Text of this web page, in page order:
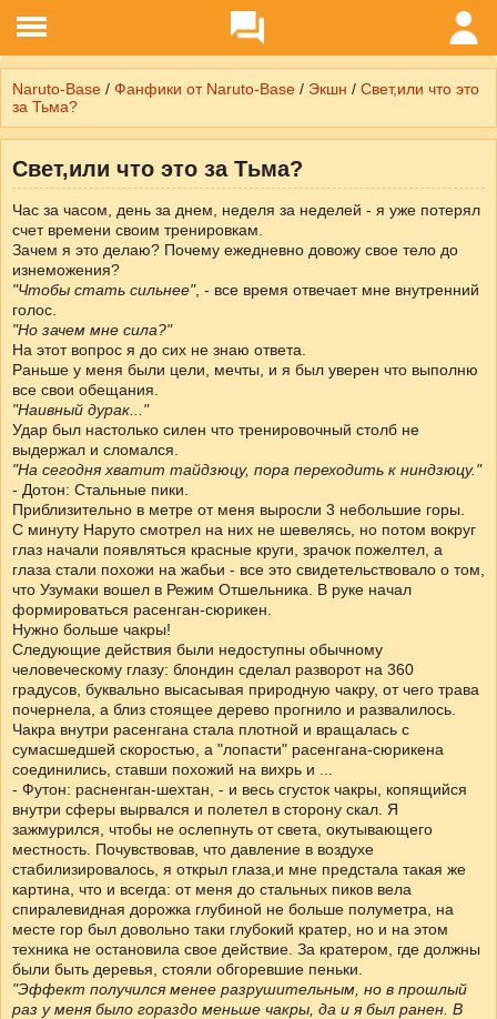
Naruto-Base / Фанфики от Naruto-Base / Экшн / Свет,или что это
за Тьма?
Свет,или что это за Тьма?
Час за часом, день за днем, неделя за неделей - я уже потерял
счет времени своим тренировкам.
Зачем я это делаю? Почему ежедневно довожу свое тело до
изнеможения?
"Чтобы стать сильнее", - все время отвечает мне внутренний
голос.
"Но зачем мне сила?"
На этот вопрос я до сих не знаю ответа.
Раньше у меня были цели, мечты, и я был уверен что выполню
все свои обещания.
"Наивный дурак..."
Удар был настолько силен что тренировочный столб не
выдержал и сломался.
"На сегодня хватит тайдзюцу, пора переходить к ниндзюцу."
- Дотон: Стальные пики.
Приблизительно в метре от меня выросли 3 небольшие горы.
С минуту Наруто смотрел на них не шевелясь, но потом вокруг
глаз начали появляться красные круги, зрачок пожелтел, а
глаза стали похожи на жабьи - все это свидетельствовало о том,
что Узумаки вошел в Режим Отшельника. В руке начал
формироваться расенган-сюрикен.
Нужно больше чакры!
Следующие действия были недоступны обычному
человеческому глазу: блондин сделал разворот на 360
градусов, буквально высасывая природную чакру, от чего трава
почернела, а близ стоящее дерево прогнило и развалилось.
Чакра внутри расенгана стала плотной и вращалась с
сумасшедшей скоростью, а "лопасти" расенгана-сюрикена
соединились, ставши похожий на вихрь и ...
- Футон: расненган-шехтан, - и весь сгусток чакры, копящийся
внутри сферы вырвался и полетел в сторону скал. Я
зажмурился, чтобы не ослепнуть от света, окутывающего
местность. Почувствовав, что давление в воздухе
стабилизировалось, я открыл глаза,и мне предстала такая же
картина, что и всегда: от меня до стальных пиков вела
спиралевидная дорожка глубиной не больше полуметра, на
месте гор был довольно таки глубокий кратер, но и на этом
техника не остановила свое действие. За кратером, где должны
были быть деревья, стояли обгоревшие пеньки.
"Эффект получился менее разрушительным, но в прошлый
раз у меня было гораздо меньше чакры, да и я был ранен. В